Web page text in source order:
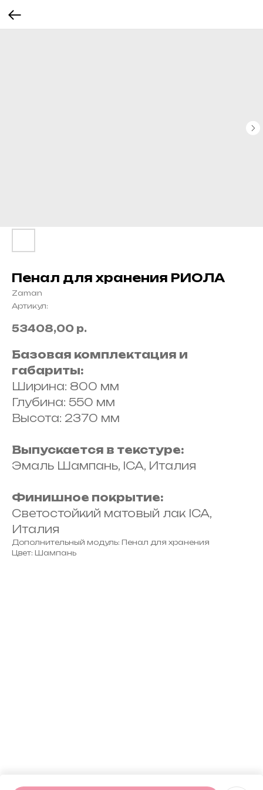
Пенал для хранения РИОЛА
Zaman
Артикул:
53408,00 р.
Базовая комплектация и
габариты:
Ширина: 800 мм
Глубина: 550 мм
Высота: 2370 мм
Выпускается в текстуре:
Эмаль Шампань, ICA, Италия
Финишное покрытие:
Светостойкий матовый лак ICA,
Италия
Дополнительный модуль: Пенал для хранения
Цвет: Шампань